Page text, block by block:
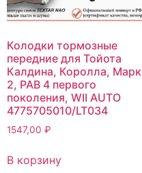
Колодки тормозные
передние для Тойота
Калдина, Королла, Марк
2, РАВ 4 первого
поколения, WII AUTO
4775705010/LT034
1547,00 ₽
В корзину